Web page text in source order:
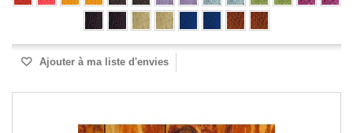
Ajouter à ma liste d'envies